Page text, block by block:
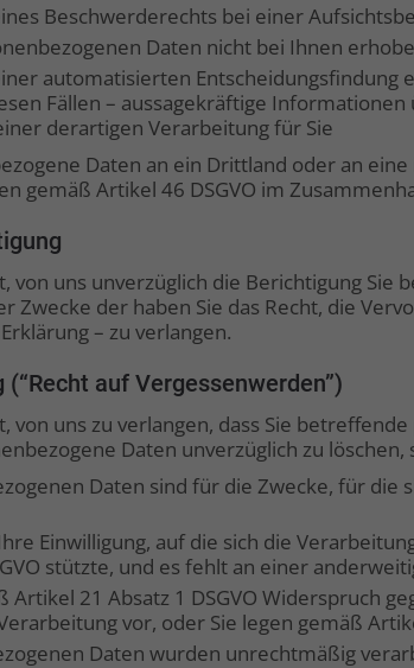
Beschwerderechts bei einer
Daten nicht bei Ihnen
automatisierten Entscheidungsfindung
Fällen – aussagekräftige
derartigen Verarbeitung für Sie
Daten an ein Drittland oder an
gemäß Artikel 46 DSGVO im
von uns unverzüglich die Berichtigung
Zwecke der haben Sie das Recht, die
– zu verlangen.
(“Recht auf Vergessenwerden”)
von uns zu verlangen, dass Sie
Daten unverzüglich zu
Daten sind für die Zwecke, für
Einwilligung, auf die sich die
stützte, und es fehlt an einer
Artikel 21 Absatz 1 DSGVO Widerspruch
vor, oder Sie legen gemäß
Daten wurden unrechtmäßig